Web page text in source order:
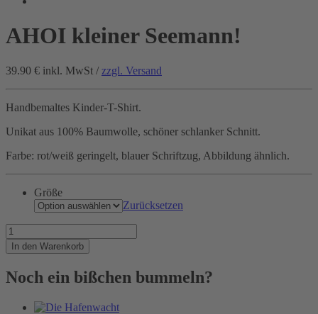
AHOI kleiner Seemann!
39.90 € inkl. MwSt / zzgl. Versand
Handbemaltes Kinder-T-Shirt.
Unikat aus 100% Baumwolle, schöner schlanker Schnitt.
Farbe: rot/weiß geringelt, blauer Schriftzug, Abbildung ähnlich.
Größe
Zurücksetzen
AHOI
kleiner
Seemann!
In den Warenkorb
Noch ein bißchen bummeln?